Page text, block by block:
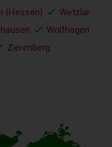
(Hessen)
Wetzlar
Wolfhagen
Zierenberg